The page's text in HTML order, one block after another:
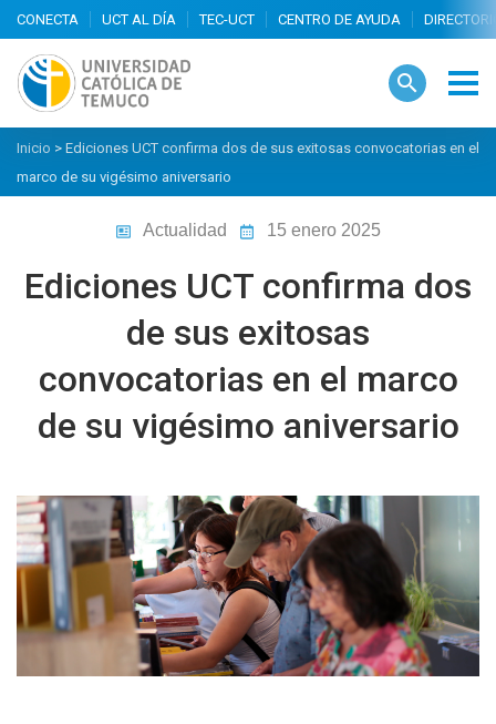
search
Inicio > Ediciones UCT confirma dos de sus exitosas convocatorias en el
marco de su vigésimo aniversario
Actualidad 15 enero 2025
Ediciones UCT confirma dos
de sus exitosas
convocatorias en el marco
de su vigésimo aniversario